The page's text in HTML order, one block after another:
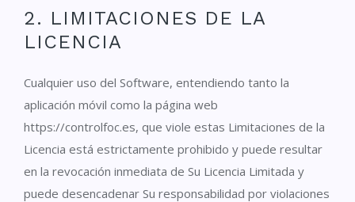
2. LIMITACIONES DE LA
LICENCIA
Cualquier uso del Software, entendiendo tanto la
aplicación móvil como la página web
https://controlfoc.es, que viole estas Limitaciones de la
Licencia está estrictamente prohibido y puede resultar
en la revocación inmediata de Su Licencia Limitada y
puede desencadenar Su responsabilidad por violaciones